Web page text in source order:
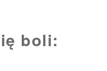
boli: